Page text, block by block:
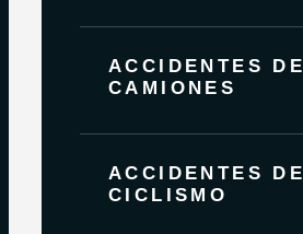
ACCIDENTES DE
CAMIONES
ACCIDENTES DE
CICLISMO